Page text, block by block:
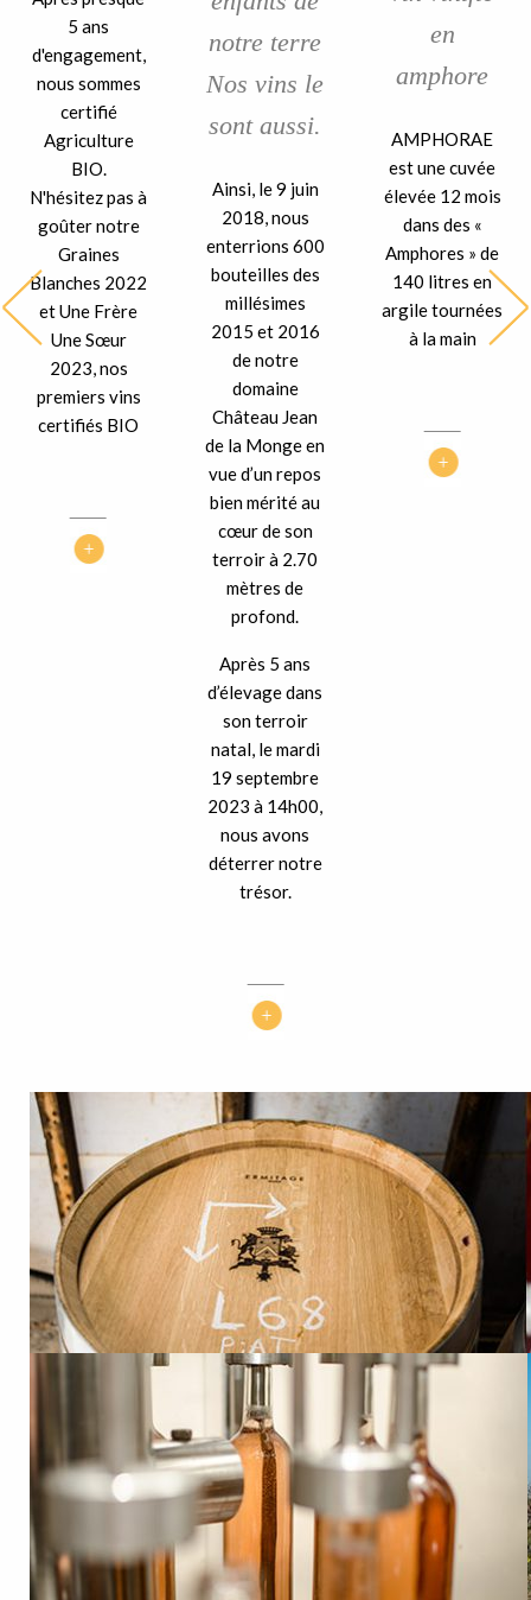
5 ans
d'engagement,
nous sommes
certifié
Agriculture
BIO.
N'hésitez pas à
goûter notre
Graines
Blanches 2022
et Une Frère
Une Sœur
2023, nos
premiers vins
certifiés BIO
notre terre
Nos vins le
sont aussi.
Ainsi, le 9 juin
2018, nous
enterrions 600
bouteilles des
millésimes
2015 et 2016
de notre
domaine
Château Jean
de la Monge en
vue d’un repos
bien mérité au
cœur de son
terroir à 2.70
mètres de
profond.
Après 5 ans
d’élevage dans
son terroir
natal, le mardi
19 septembre
2023 à 14h00,
nous avons
déterrer notre
trésor.
en
amphore
AMPHORAE
est une cuvée
élevée 12 mois
dans des «
Amphores » de
140 litres en
argile tournées
à la main